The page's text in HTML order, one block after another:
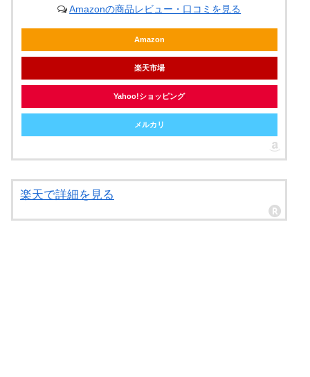
Amazonの商品レビュー・口コミを見る
Amazon
楽天市場
Yahoo!ショッピング
メルカリ
楽天で詳細を見る